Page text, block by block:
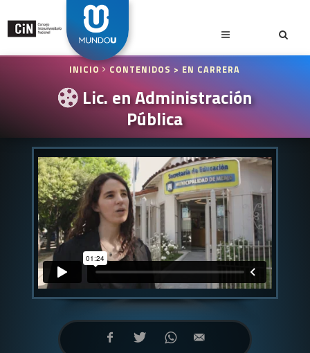
INICIO CONTENIDOS > EN CARRERA
Lic. en Administración
Pública